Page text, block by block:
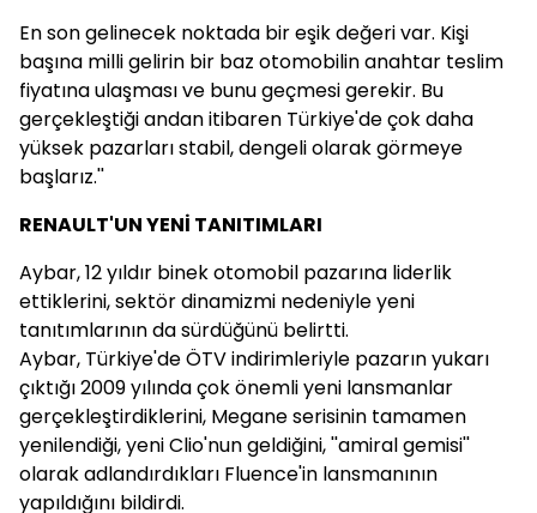
En son gelinecek noktada bir eşik değeri var. Kişi
başına milli gelirin bir baz otomobilin anahtar teslim
fiyatına ulaşması ve bunu geçmesi gerekir. Bu
gerçekleştiği andan itibaren Türkiye'de çok daha
yüksek pazarları stabil, dengeli olarak görmeye
başlarız.''
RENAULT'UN YENİ TANITIMLARI
Aybar, 12 yıldır binek otomobil pazarına liderlik
ettiklerini, sektör dinamizmi nedeniyle yeni
tanıtımlarının da sürdüğünü belirtti.
Aybar, Türkiye'de ÖTV indirimleriyle pazarın yukarı
çıktığı 2009 yılında çok önemli yeni lansmanlar
gerçekleştirdiklerini, Megane serisinin tamamen
yenilendiği, yeni Clio'nun geldiğini, ''amiral gemisi''
olarak adlandırdıkları Fluence'in lansmanının
yapıldığını bildirdi.